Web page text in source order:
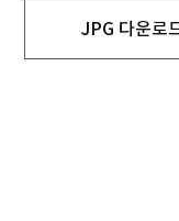
JPG 다운로